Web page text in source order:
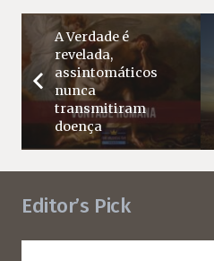
A Verdade é
revelada,
assintomáticos
nunca
transmitiram
doença
Editor’s Pick